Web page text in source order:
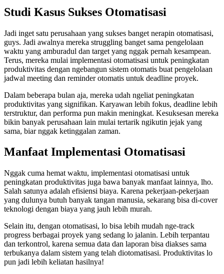
Studi Kasus Sukses Otomatisasi
Jadi inget satu perusahaan yang sukses banget nerapin otomatisasi,
guys. Jadi awalnya mereka struggling banget sama pengelolaan
waktu yang amburadul dan target yang nggak pernah kesampean.
Terus, mereka mulai implementasi otomatisasi untuk peningkatan
produktivitas dengan ngebangun sistem otomatis buat pengelolaan
jadwal meeting dan reminder otomatis untuk deadline proyek.
Dalam beberapa bulan aja, mereka udah ngeliat peningkatan
produktivitas yang signifikan. Karyawan lebih fokus, deadline lebih
terstruktur, dan performa pun makin meningkat. Kesuksesan mereka
bikin banyak perusahaan lain mulai tertarik ngikutin jejak yang
sama, biar nggak ketinggalan zaman.
Manfaat Implementasi Otomatisasi
Nggak cuma hemat waktu, implementasi otomatisasi untuk
peningkatan produktivitas juga bawa banyak manfaat lainnya, lho.
Salah satunya adalah efisiensi biaya. Karena pekerjaan-pekerjaan
yang dulunya butuh banyak tangan manusia, sekarang bisa di-cover
teknologi dengan biaya yang jauh lebih murah.
Selain itu, dengan otomatisasi, lo bisa lebih mudah nge-track
progress berbagai proyek yang sedang lo jalanin. Lebih terpantau
dan terkontrol, karena semua data dan laporan bisa diakses sama
terbukanya dalam sistem yang telah diotomatisasi. Produktivitas lo
pun jadi lebih keliatan hasilnya!